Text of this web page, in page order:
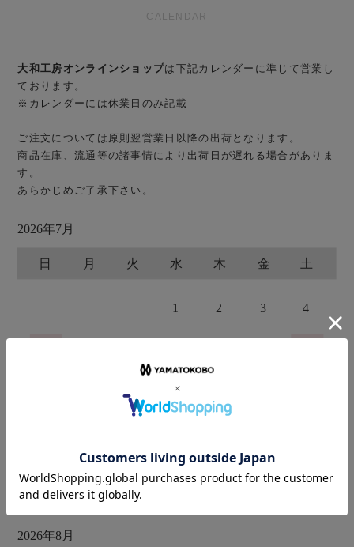
CALENDAR
大和工房オンラインショップは下記カレンダーに準じて営業し
ております。
※カレンダーには休業日のみ記載
ご注文については原則翌営業日以降の出荷となります。
商品在庫、流通等の諸事情により出荷日が遅れる場合がありま
す。
あらかじめご了承下さい。